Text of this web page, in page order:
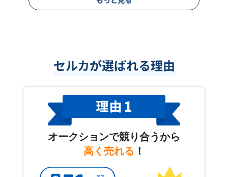
セルカが選ばれる理由
オークションで競り合うから
高く売れる ！